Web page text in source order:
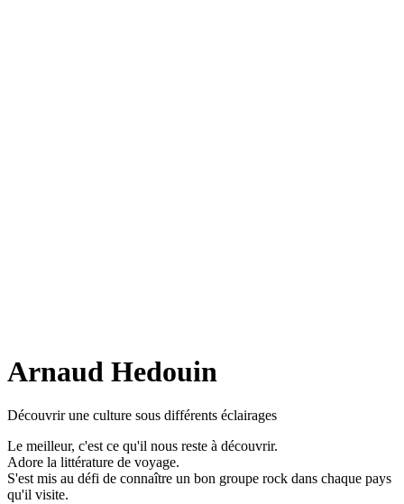
Arnaud Hedouin
Découvrir une culture sous différents éclairages
Le meilleur, c'est ce qu'il nous reste à découvrir.
Adore la littérature de voyage.
S'est mis au défi de connaître un bon groupe rock dans chaque pays
qu'il visite.